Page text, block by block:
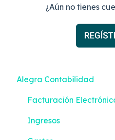
¿Aún no tienes
Alegra Contabilidad
Facturación
Ingresos